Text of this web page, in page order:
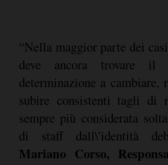
“Nella maggior parte dei
deve ancora trovare
determinazione a cambiare,
subire consistenti tagli di
sempre più considerata
di staff dall\'identità
Mariano Corso,